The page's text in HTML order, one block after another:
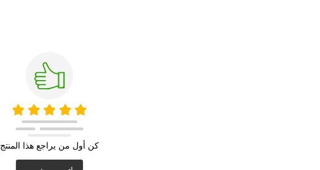
كن أول من يراجع هذا المنتج